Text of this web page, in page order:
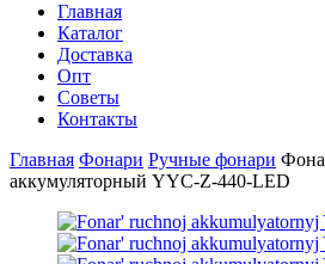
Главная
Каталог
Доставка
Опт
Советы
Контакты
Главная Фонари Ручные фонари
аккумуляторный YYC-Z-440-LED